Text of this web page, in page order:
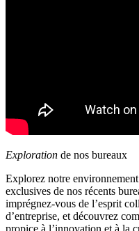
Exploration de nos bureaux
Explorez notre
exclusives de nos récents
imprégnez-vous de l’esprit
d’entreprise, et découvrez